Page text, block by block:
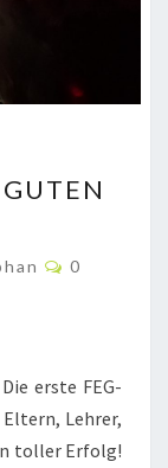
0
erste FEG-
Lehrer,
toller Erfolg!